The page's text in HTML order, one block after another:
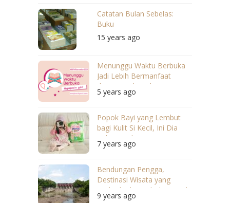
Catatan Bulan Sebelas:
Buku
15 years ago
Menunggu Waktu Berbuka
Jadi Lebih Bermanfaat
dengan Hal Berikut
5 years ago
Popok Bayi yang Lembut
bagi Kulit Si Kecil, Ini Dia
Rekomendasi Saya
7 years ago
Bendungan Pengga,
Destinasi Wisata yang
Berbeda di Lombok Tengah
9 years ago